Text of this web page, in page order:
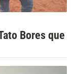
Bores que